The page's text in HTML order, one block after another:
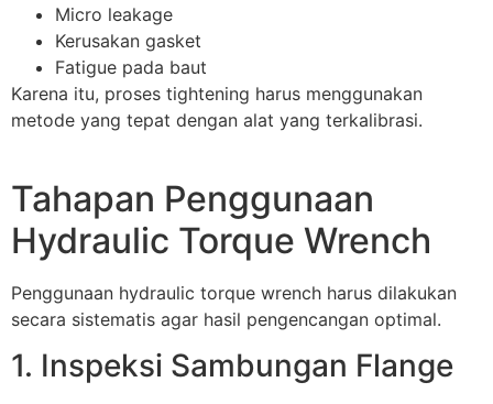
Micro leakage
Kerusakan gasket
Fatigue pada baut
Karena itu, proses tightening harus menggunakan
metode yang tepat dengan alat yang terkalibrasi.
Tahapan Penggunaan
Hydraulic Torque Wrench
Penggunaan hydraulic torque wrench harus dilakukan
secara sistematis agar hasil pengencangan optimal.
1. Inspeksi Sambungan Flange